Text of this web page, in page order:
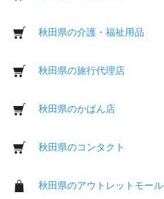
秋田県の介護・福祉用品
秋田県の旅行代理店
秋田県のかばん店
秋田県のコンタクト
秋田県のアウトレットモール